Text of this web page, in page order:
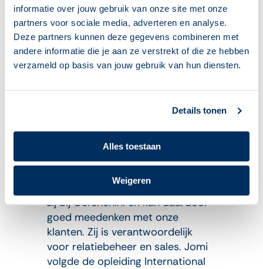
informatie over jouw gebruik van onze site met onze
partners voor sociale media, adverteren en analyse.
Deze partners kunnen deze gegevens combineren met
andere informatie die je aan ze verstrekt of die ze hebben
verzameld op basis van jouw gebruik van hun diensten.
Details tonen
Alles toestaan
Weigeren
Klantmanager
Klanten die meer willen weten over
terecht bij Jomi. Sinds 2007 werkt
zij bij Oefenen.nl en kan daardoor
goed meedenken met onze
klanten. Zij is verantwoordelijk
voor relatiebeheer en sales. Jomi
volgde de opleiding International